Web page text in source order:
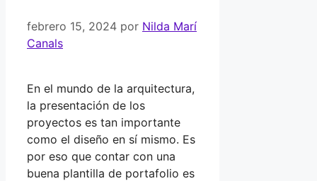
febrero 15, 2024 por Nilda Marí
Canals
En el mundo de la arquitectura,
la presentación de los
proyectos es tan importante
como el diseño en sí mismo. Es
por eso que contar con una
buena plantilla de portafolio es